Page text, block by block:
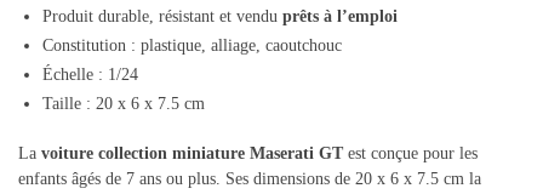
Produit durable, résistant et vendu prêts à l’emploi
Constitution : plastique, alliage, caoutchouc
Échelle : 1/24
Taille : 20 x 6 x 7.5 cm
La voiture collection miniature Maserati GTest conçue pour les
enfants âgés de 7 ans ou plus. Ses dimensions de 20 x 6 x 7.5 cm la